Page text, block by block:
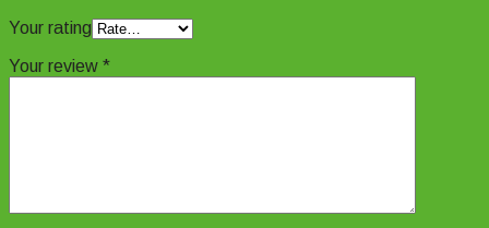
Your rating
Your review *